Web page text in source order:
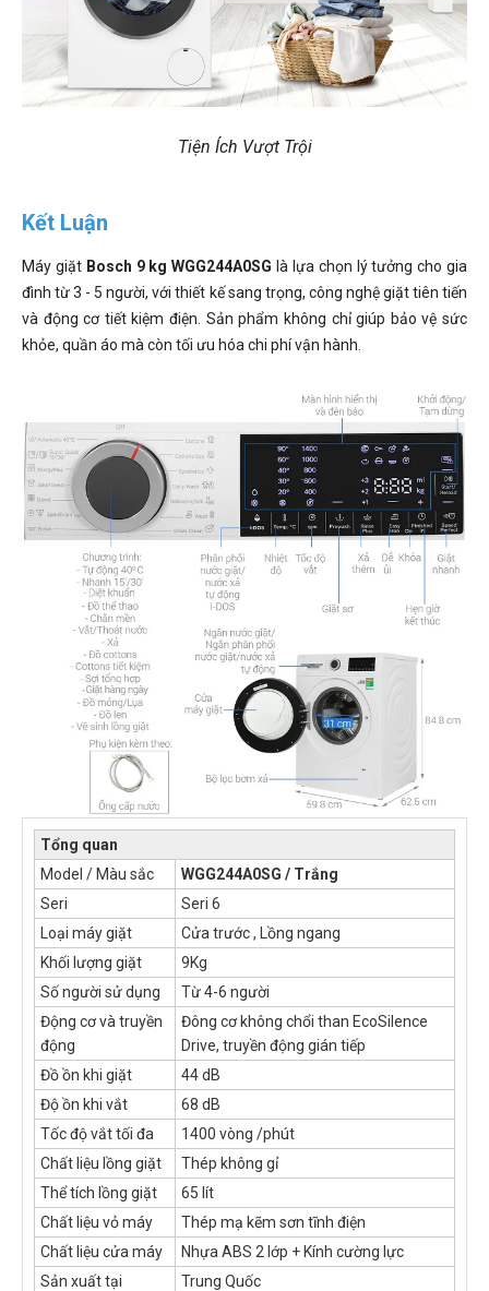
Tiện Ích Vượt Trội
Kết Luận
Máy giặt Bosch 9 kg WGG244A0SG là lựa chọn lý tưởng cho gia
đình từ 3 - 5 người, với thiết kế sang trọng, công nghệ giặt tiên tiến
và động cơ tiết kiệm điện. Sản phẩm không chỉ giúp bảo vệ sức
khỏe, quần áo mà còn tối ưu hóa chi phí vận hành.
Tổng quan
Model / Màu sắc
WGG244A0SG / Trắng
Seri
Seri 6
Loại máy giặt
Cửa trước , Lồng ngang
Khối lượng giặt
9Kg
Số người sử dụng
Từ 4-6 người
Động cơ và truyền
động
Đông cơ không chổi than EcoSilence
Drive, truyền động gián tiếp
Đồ ồn khi giặt
44 dB
Độ ồn khi vắt
68 dB
Tốc độ vắt tối đa
1400 vòng /phút
Chất liệu lồng giặt
Thép không gỉ
Thể tích lồng giặt
65 lít
Chất liệu vỏ máy
Thép mạ kẽm sơn tĩnh điện
Chất liệu cửa máy
Nhựa ABS 2 lớp + Kính cường lực
Sản xuất tại
Trung Quốc